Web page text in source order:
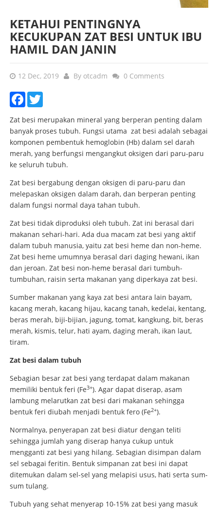
KETAHUI PENTINGNYA
KECUKUPAN ZAT BESI UNTUK IBU
HAMIL DAN JANIN
12 Dec, 2019 By otcadm 0 Comments
Facebook
Zat besi merupakan mineral yang berperan penting dalam
banyak proses tubuh. Fungsi utama zat besi adalah sebagai
komponen pembentuk hemoglobin (Hb) dalam sel darah
merah, yang berfungsi mengangkut oksigen dari paru-paru
ke seluruh tubuh.
Zat besi bergabung dengan oksigen di paru-paru dan
melepaskan oksigen dalam darah, dan berperan penting
dalam fungsi normal daya tahan tubuh.
Zat besi tidak diproduksi oleh tubuh. Zat ini berasal dari
makanan sehari-hari. Ada dua macam zat besi yang aktif
dalam tubuh manusia, yaitu zat besi heme dan non-heme.
Zat besi heme umumnya berasal dari daging hewani, ikan
dan jeroan. Zat besi non-heme berasal dari tumbuh-
tumbuhan, raisin serta makanan yang diperkaya zat besi.
Sumber makanan yang kaya zat besi antara lain bayam,
kacang merah, kacang hijau, kacang tanah, kedelai, kentang,
beras merah, biji-bijian, jagung, tomat, kangkung, bit, beras
merah, kismis, telur, hati ayam, daging merah, ikan laut,
tiram.
Zat besi dalam tubuh
Sebagian besar zat besi yang terdapat dalam makanan
memiliki bentuk feri (Fe3+). Agar dapat diserap, asam
lambung melarutkan zat besi dari makanan sehingga
bentuk feri diubah menjadi bentuk fero (Fe2+).
Normalnya, penyerapan zat besi diatur dengan teliti
sehingga jumlah yang diserap hanya cukup untuk
mengganti zat besi yang hilang. Sebagian disimpan dalam
sel sebagai feritin. Bentuk simpanan zat besi ini dapat
ditemukan dalam sel-sel yang melapisi usus, hati serta sum-
sum tulang.
Tubuh yang sehat menyerap 10-15% zat besi yang masuk